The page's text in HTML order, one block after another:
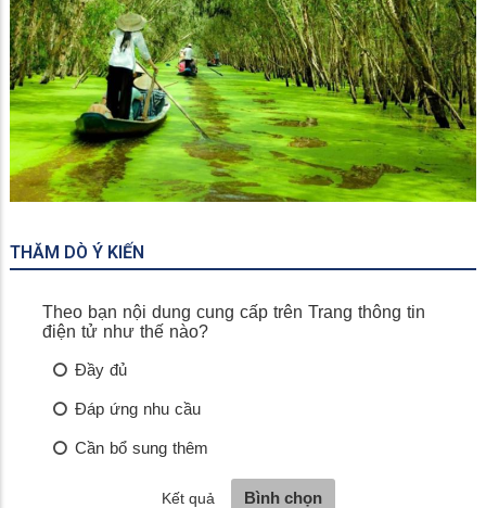
Miếu Bà Chúa Xứ
THĂM DÒ Ý KIẾN